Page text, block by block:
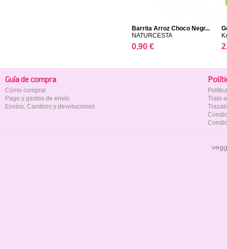
Barrita Arroz Choco Negr...
NATURCESTA
0,90 €
Guía de compra
Cómo comprar
Pago y gastos de envío
Envíos, Cambios y devoluciones
Trato